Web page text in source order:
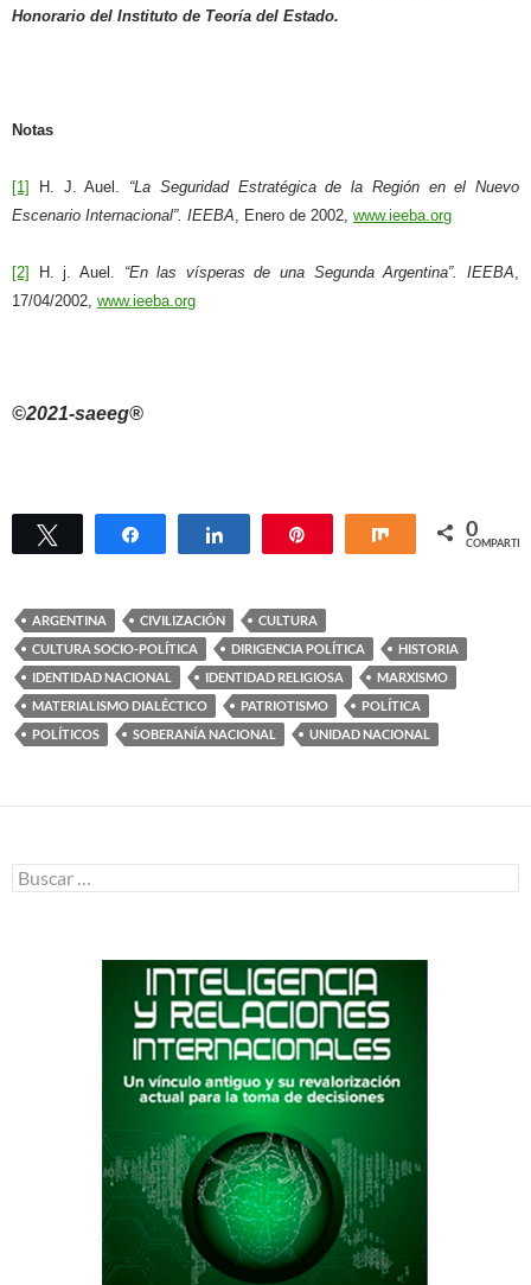
Honorario del Instituto de Teoría del Estado.
Notas
[1] H. J. Auel. “La Seguridad Estratégica de la Región en el Nuevo
Escenario Internacional”. IEEBA, Enero de 2002, www.ieeba.org
[2] H. j. Auel. “En las vísperas de una Segunda Argentina”. IEEBA,
17/04/2002, www.ieeba.org
©2021-saeeg®
Twittear Compartir Compartir Compartir
0
COMPARTIR
ARGENTINA CIVILIZACIÓN
CULTURA
CULTURA SOCIO-POLÍTICA
DIRIGENCIA POLÍTICA
HISTORIA
IDENTIDAD NACIONAL
IDENTIDAD RELIGIOSA
MARXISMO
MATERIALISMO DIALÉCTICO
PATRIOTISMO
POLÍTICA
POLÍTICOS
SOBERANÍA NACIONAL UNIDAD NACIONAL
Buscar: